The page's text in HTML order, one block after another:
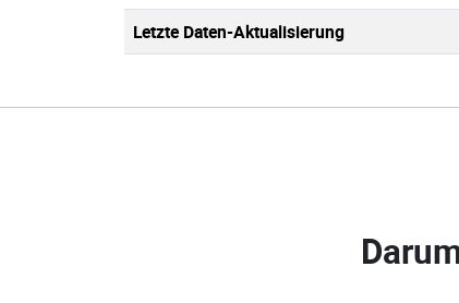
Letzte Daten-Aktualisierung